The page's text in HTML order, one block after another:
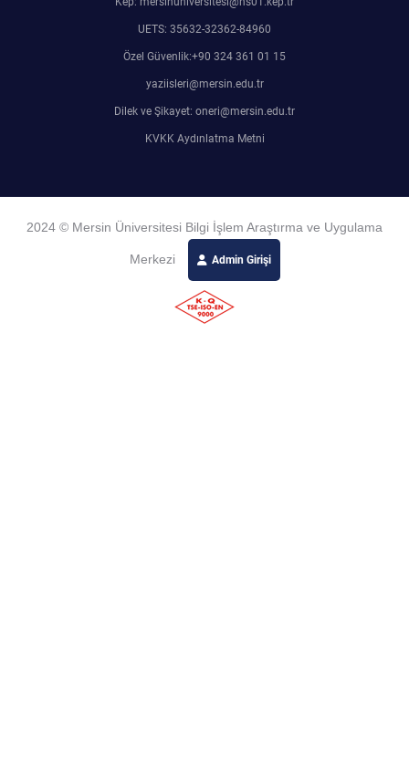
UETS: 35632-32362-84960
Özel Güvenlik:+90 324 361 01 15
yaziisleri@mersin.edu.tr
Dilek ve Şikayet: oneri@mersin.edu.tr
KVKK Aydınlatma Metni
2024 © Mersin Üniversitesi Bilgi İşlem Araştırma ve Uygulama
Merkezi Admin Girişi